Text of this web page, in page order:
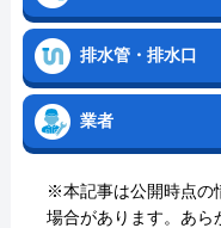
排水管・排水口
業者
※本記事は公開時点の
場合があります。あら